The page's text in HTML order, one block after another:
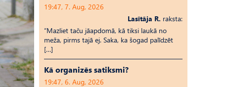
19:47, 7. Aug, 2026
Lasītāja R. raksta:
“Mazliet taču jāapdomā, kā tiksi laukā no
meža, pirms tajā ej. Saka, ka šogad palīdzēt
[…]
Kā organizēs satiksmi?
19:47, 6. Aug, 2026